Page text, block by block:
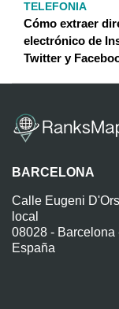
TELEFONIA
Cómo extraer
electrónico de
Twitter y
BARCELONA
Calle Eugeni
local
08028 - Barcelona
España